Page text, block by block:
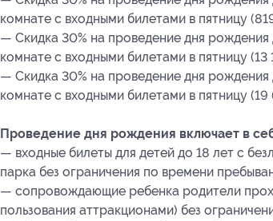
комнате с входными билетами в пятницу
— Скидка 30% на проведение дня
комнате с входными билетами в пятницу
— Скидка 30% на проведение дня рождения
комнате с входными билетами в пятницу
Проведение дня рождения включает в
— входные билеты для детей до 18 лет с
парка без ограничения по времени
— сопровождающие ребенка родители
пользования аттракционами) без